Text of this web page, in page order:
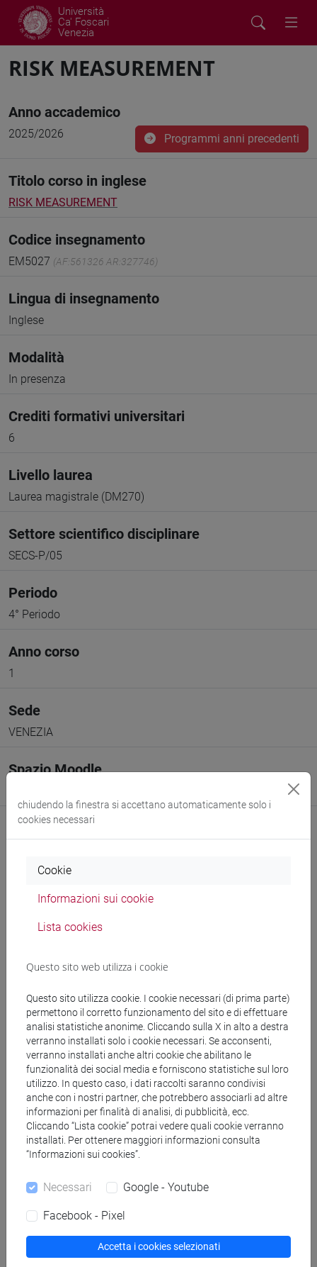
Università
Ca' Foscari
Venezia
RISK MEASUREMENT
Anno accademico
2025/2026 Programmi anni precedenti
Titolo corso in inglese
RISK MEASUREMENT
Codice insegnamento
EM5027 (AF:561326 AR:327746)
Lingua di insegnamento
Inglese
Modalità
In presenza
Crediti formativi universitari
6
Livello laurea
Laurea magistrale (DM270)
Settore scientifico disciplinare
SECS-P/05
Periodo
4° Periodo
Anno corso
1
Sede
VENEZIA
Spazio Moodle
Genera calendario ICS
Genera calendario XLS
Copia questo URL per importare gli orari nel tuo Google
Calendar:
https://www.unive.it/data/ajax/Didattica/generaics?
cache=-1&afid=561326
Orario settimanale
Giorno Orario
chiudendo la finestra si accettano automaticamente solo i
cookies necessari
Cookie
Informazioni sui cookie
Lista cookies
Questo sito web utilizza i cookie
Questo sito utilizza cookie. I cookie necessari (di prima parte)
permettono il corretto funzionamento del sito e di effettuare
analisi statistiche anonime. Cliccando sulla X in alto a destra
verranno installati solo i cookie necessari. Se acconsenti,
verranno installati anche altri cookie che abilitano le
funzionalità dei social media e forniscono statistiche sul loro
utilizzo. In questo caso, i dati raccolti saranno condivisi
anche con i nostri partner, che potrebbero associarli ad altre
informazioni per finalità di analisi, di pubblicità, ecc.
Cliccando “Lista cookie” potrai vedere quali cookie verranno
installati. Per ottenere maggiori informazioni consulta
“Informazioni sui cookies”.
Necessari Google - Youtube
Facebook - Pixel
Accetta i cookies selezionati